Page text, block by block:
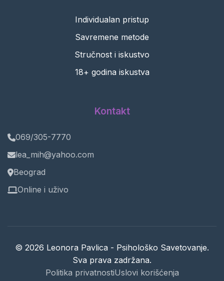
Individualan pristup
Savremene metode
Stručnost i iskustvo
18+ godina iskustva
Kontakt
069/305-7770
lea_mih@yahoo.com
Beograd
Online i uživo
© 2026 Leonora Pavlica - Psihološko Savetovanje.
Sva prava zadržana.
Politika privatnostiUslovi korišćenja